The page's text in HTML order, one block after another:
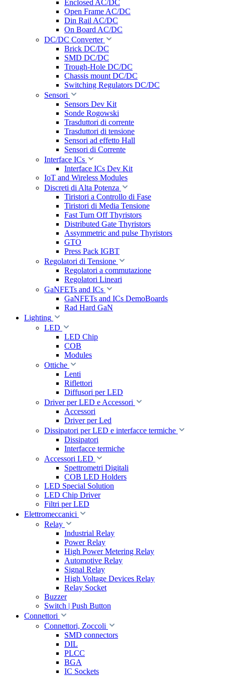
Enclosed AC/DC
Open Frame AC/DC
Din Rail AC/DC
On Board AC/DC
DC/DC Converter
Brick DC/DC
SMD DC/DC
Trough-Hole DC/DC
Chassis mount DC/DC
Switching Regulators DC/DC
Sensori
Sensors Dev Kit
Sonde Rogowski
Trasduttori di corrente
Trasduttori di tensione
Sensori ad effetto Hall
Sensori di Corrente
Interface ICs
Interface ICs Dev Kit
IoT and Wireless Modules
Discreti di Alta Potenza
Tiristori a Controllo di Fase
Tiristori di Media Tensione
Fast Turn Off Thyristors
Distributed Gate Thyristors
Assymmetric and pulse Thyristors
GTO
Press Pack IGBT
Regolatori di Tensione
Regolatori a commutazione
Regolatori Lineari
GaNFETs and ICs
GaNFETs and ICs DemoBoards
Rad Hard GaN
Lighting
LED
LED Chip
COB
Modules
Ottiche
Lenti
Riflettori
Diffusori per LED
Driver per LED e Accessori
Accessori
Driver per Led
Dissipatori per LED e interfacce termiche
Dissipatori
Interfacce termiche
Accessori LED
Spettrometri Digitali
COB LED Holders
LED Special Solution
LED Chip Driver
Filtri per LED
Elettromeccanici
Relay
Industrial Relay
Power Relay
High Power Metering Relay
Automotive Relay
Signal Relay
High Voltage Devices Relay
Relay Socket
Buzzer
Switch | Push Button
Connettori
Connettori, Zoccoli
SMD connectors
DIL
PLCC
BGA
IC Sockets